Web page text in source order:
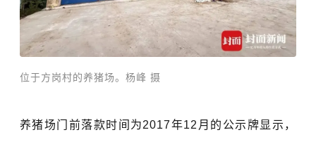
位于方岗村的养猪场。杨峰 摄
养猪场门前落款时间为2017年12月的公示牌显示，